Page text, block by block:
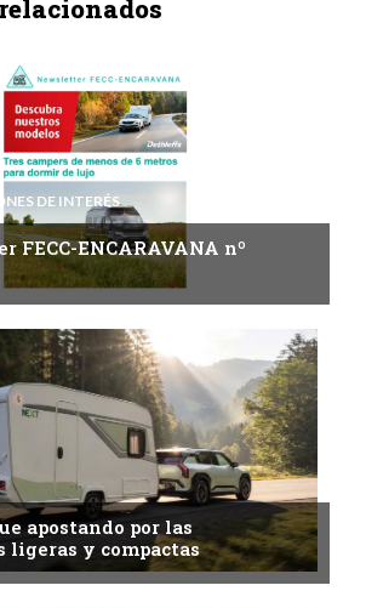
DE INTERÉS
FECC-ENCARAVANA nº
apostando por las
ligeras y compactas